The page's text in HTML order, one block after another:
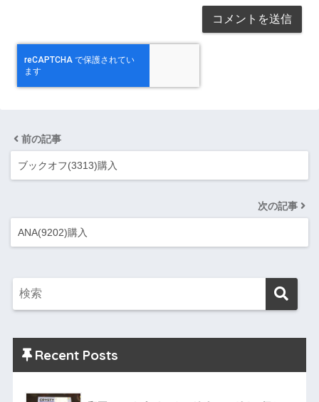
前の記事
ブックオフ(3313)購入
次の記事
ANA(9202)購入
Recent Posts